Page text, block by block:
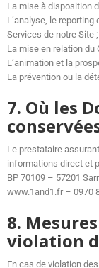
La mise à disposition
L’analyse, le
Services de notre Site ;
La mise en relation du
L’animation et la
La prévention ou la
7. Où les
Le prestataire
informations direct et
BP 70109 – 57201
www.1and1.fr – 0970
8.
violation
En cas de violation